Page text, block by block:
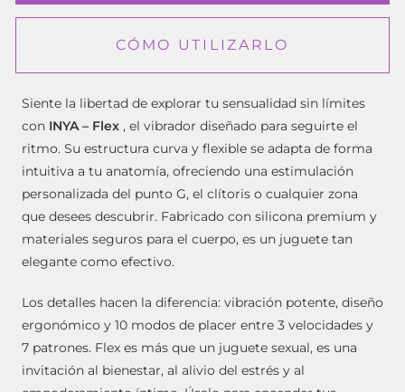
CÓMO UTILIZARLO
Siente la libertad de explorar tu sensualidad sin límites
con INYA – Flex , el vibrador diseñado para seguirte el
ritmo. Su estructura curva y flexible se adapta de forma
intuitiva a tu anatomía, ofreciendo una estimulación
personalizada del punto G, el clítoris o cualquier zona
que desees descubrir. Fabricado con silicona premium y
materiales seguros para el cuerpo, es un juguete tan
elegante como efectivo.
Los detalles hacen la diferencia: vibración potente, diseño
ergonómico y 10 modos de placer entre 3 velocidades y
7 patrones. Flex es más que un juguete sexual, es una
invitación al bienestar, al alivio del estrés y al